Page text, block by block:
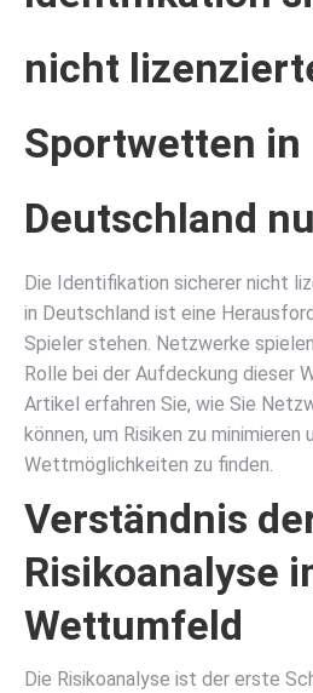
nicht
Sportwetten in
Deutschland
Die Identifikation sicherer nicht
in Deutschland ist eine
Spieler stehen. Netzwerke
Rolle bei der Aufdeckung dieser
Artikel erfahren Sie, wie Sie
können, um Risiken zu minimieren
Wettmöglichkeiten zu finden.
Verständnis
Risikoanalyse
Wettumfeld
Die Risikoanalyse ist der erste